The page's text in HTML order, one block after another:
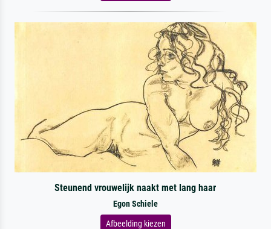
Steunend vrouwelijk naakt met lang haar
Egon Schiele
Afbeelding kiezen